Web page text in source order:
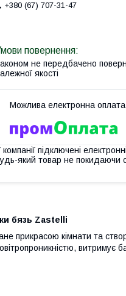
+380 (67) 707-31-47
не передбачено
якості
компанії підключені
який товар не покидаючи
бязь Zastelli
прикрасою кімнати та
витримує